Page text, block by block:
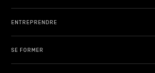
ENTREPRENDRE
SE FORMER